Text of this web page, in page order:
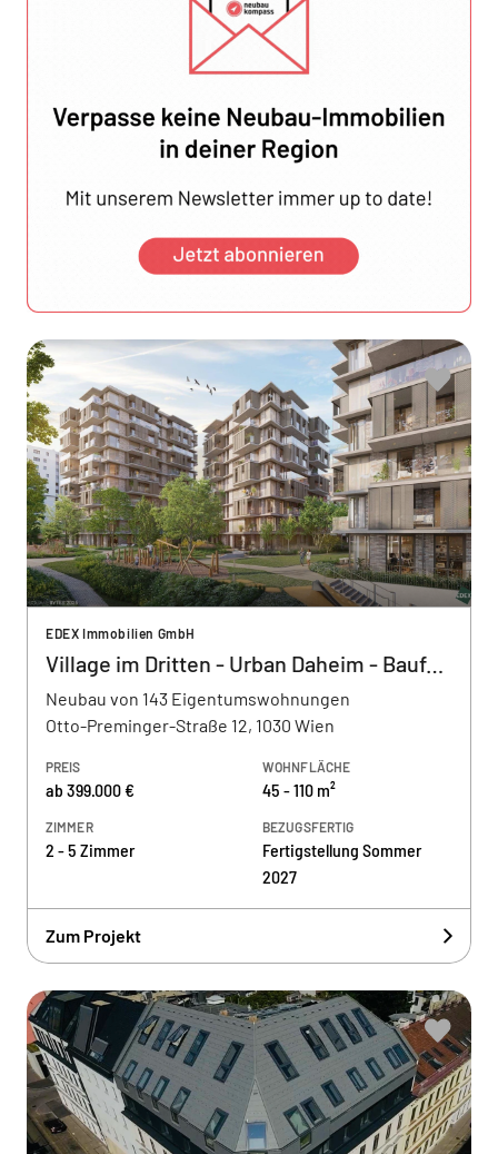
EDEX Immobilien GmbH
Village im Dritten - Urban Daheim - Baufeld 13
Neubau von 143 Eigentumswohnungen
Otto-Preminger-Straße 12, 1030 Wien
PREIS
ab 399.000 €
WOHNFLÄCHE
45 - 110 m²
ZIMMER
2 - 5 Zimmer
BEZUGSFERTIG
Fertigstellung Sommer
2027
Zum Projekt